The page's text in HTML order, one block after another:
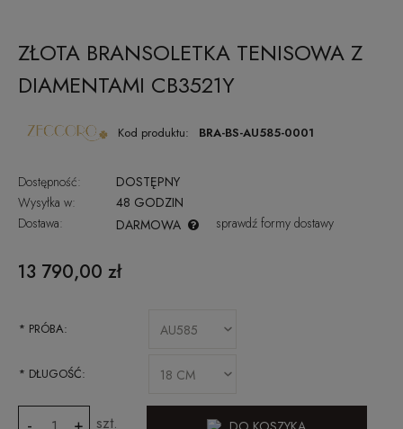
ZŁOTA BRANSOLETKA TENISOWA Z
DIAMENTAMI CB3521Y
Kod produktu: BRA-BS-AU585-0001
Dostępność:
DOSTĘPNY
Wysyłka w:
48 GODZIN
Dostawa:
DARMOWA sprawdź formy dostawy
13 790,00 zł
* PRÓBA:
* DŁUGOŚĆ:
szt.